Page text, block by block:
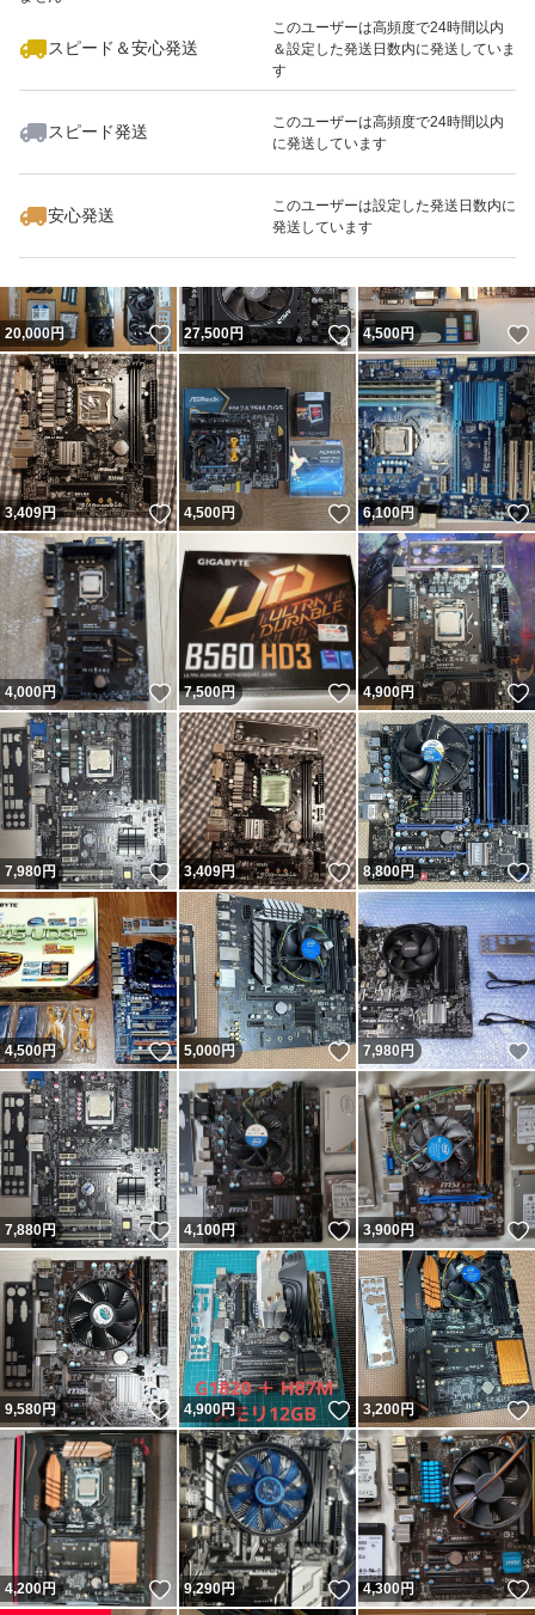
スピード＆安心発送
このユーザーは高頻度で24時間以内
＆設定した発送日数内に発送していま
す
スピード発送
このユーザーは高頻度で24時間以内
に発送しています
安心発送
このユーザーは設定した発送日数内に
発送しています
いいね！
4,000
20,000円 いいね！
27,500円 いいね！
4,500円
3,409円 いいね！
4,500円 いいね！
6,100円
4,000円 いいね！
7,500円 いいね！
4,900円
7,980円 いいね！
3,409円 いいね！
8,800円
4,500円 いいね！
5,000円 いいね！
7,980円
7,880円 いいね！
4,100円 いいね！
3,900円
9,580円 いいね！
4,900円 いいね！
3,200円
4,200円 いいね！
9,290円 いいね！
4,300円